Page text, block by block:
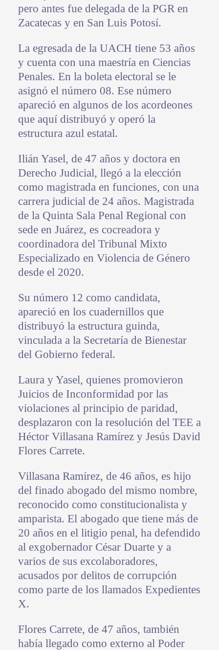
pero antes fue delegada de la PGR en
Zacatecas y en San Luis Potosí.
La egresada de la UACH tiene 53 años
y cuenta con una maestría en Ciencias
Penales. En la boleta electoral se le
asignó el número 08. Ese número
apareció en algunos de los acordeones
que aquí distribuyó y operó la
estructura azul estatal.
Ilián Yasel, de 47 años y doctora en
Derecho Judicial, llegó a la elección
como magistrada en funciones, con una
carrera judicial de 24 años. Magistrada
de la Quinta Sala Penal Regional con
sede en Juárez, es cocreadora y
coordinadora del Tribunal Mixto
Especializado en Violencia de Género
desde el 2020.
Su número 12 como candidata,
apareció en los cuadernillos que
distribuyó la estructura guinda,
vinculada a la Secretaría de Bienestar
del Gobierno federal.
Laura y Yasel, quienes promovieron
Juicios de Inconformidad por las
violaciones al principio de paridad,
desplazaron con la resolución del TEE a
Héctor Villasana Ramírez y Jesús David
Flores Carrete.
Villasana Ramírez, de 46 años, es hijo
del finado abogado del mismo nombre,
reconocido como constitucionalista y
amparista. El abogado que tiene más de
20 años en el litigio penal, ha defendido
al exgobernador César Duarte y a
varios de sus excolaboradores,
acusados por delitos de corrupción
como parte de los llamados Expedientes
X.
Flores Carrete, de 47 años, también
había llegado como externo al Poder